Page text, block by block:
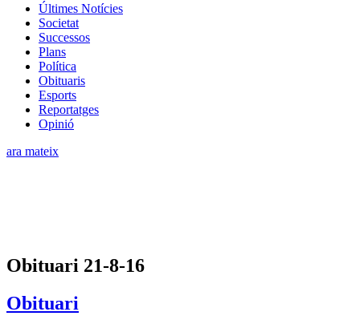
Últimes Notícies
Societat
Successos
Plans
Política
Obituaris
Esports
Reportatges
Opinió
ara mateix
Obituari 21-8-16
Obituari